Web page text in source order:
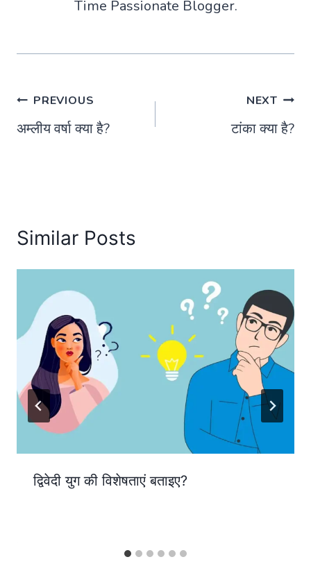
Time Passionate Blogger.
Post
navigation
PREVIOUS
अम्लीय वर्षा क्या है?
NEXT
टांका क्या है?
Similar Posts
द्विवेदी युग की विशेषताएं बताइए?